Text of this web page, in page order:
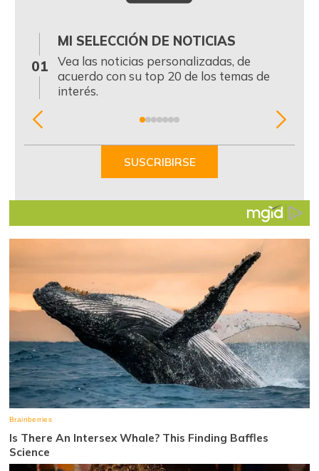
01
MI SELECCIÓN DE NOTICIAS
Vea las noticias personalizadas, de
acuerdo con su top 20 de los temas de
interés.
Item
SUSCRIBIRSE